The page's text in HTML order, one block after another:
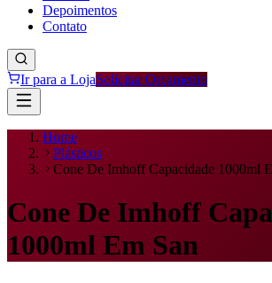
Depoimentos
Contato
Ir para a LojaSolicitar Orçamento
Home
Plásticos
Cone De Imhoff Capacidade 1000ml
Cone De Imhoff
1000ml Em San